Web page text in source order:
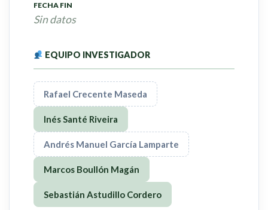
FECHA FIN
Sin datos
EQUIPO INVESTIGADOR
Rafael Crecente Maseda
Inés Santé Riveira
Andrés Manuel García Lamparte
Marcos Boullón Magán
Sebastián Astudillo Cordero